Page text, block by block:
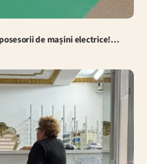
de mașini electrice!…